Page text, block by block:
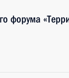
форума